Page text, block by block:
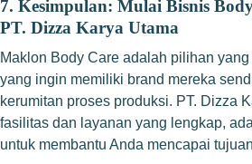
7. Kesimpulan: Mulai Bisnis
PT. Dizza Karya Utama
Maklon Body Care adalah pilihan
yang ingin memiliki brand mereka
kerumitan proses produksi. PT. Dizza
fasilitas dan layanan yang lengkap,
untuk membantu Anda mencapai